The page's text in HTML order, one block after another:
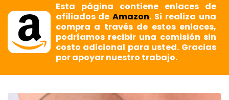
Esta página contiene enlaces de
afiliados deAmazon. Si realiza una
compra a través de estos enlaces,
podríamos recibir una comisión sin
costo adicional para usted. Gracias
por apoyar nuestro trabajo.